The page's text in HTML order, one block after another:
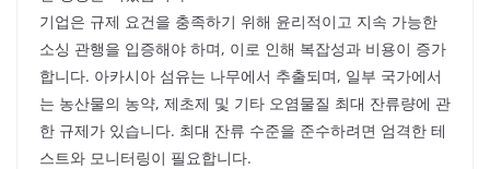
기업은 규제 요건을 충족하기 위해 윤리적이고 지속 가능한
소싱 관행을 입증해야 하며, 이로 인해 복잡성과 비용이 증가
합니다. 아카시아 섬유는 나무에서 추출되며, 일부 국가에서
는 농산물의 농약, 제초제 및 기타 오염물질 최대 잔류량에 관
한 규제가 있습니다. 최대 잔류 수준을 준수하려면 엄격한 테
스트와 모니터링이 필요합니다.